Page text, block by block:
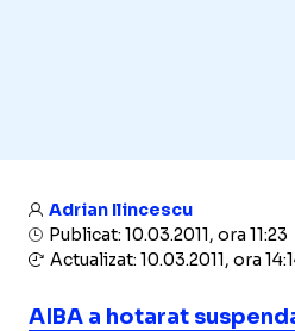
Adrian Ilincescu
Publicat: 10.03.2011, ora 11:23
Actualizat: 10.03.2011, ora
AIBA a hotarat